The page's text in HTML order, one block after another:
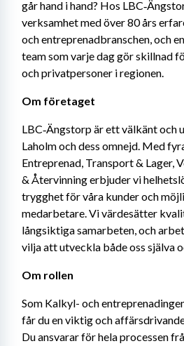
går hand i hand? Hos
verksamhet med över 80 års
och entreprenadbranschen, och
team som varje dag gör skillnad
och privatpersoner i regionen.
Om företaget
LBC‑Ängstorp är ett välkänt och
Laholm och dess omnejd. Med
Entreprenad, Transport & Lager,
& Återvinning erbjuder vi
trygghet för våra kunder och
medarbetare. Vi värdesätter
långsiktiga samarbeten, och
vilja att utveckla både oss själva
Om rollen
Som Kalkyl- och
får du en viktig och
Du ansvarar för hela processen